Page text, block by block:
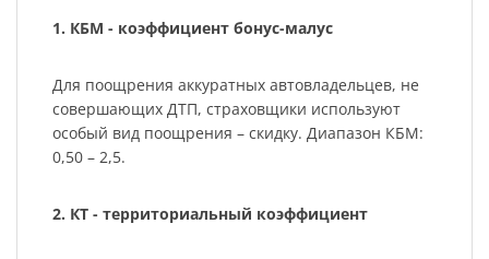
1. КБМ - коэффициент бонус-малус
Для поощрения аккуратных автовладельцев, не
совершающих ДТП, страховщики используют
особый вид поощрения – скидку. Диапазон КБМ:
0,50 – 2,5.
2. КТ - территориальный коэффициент